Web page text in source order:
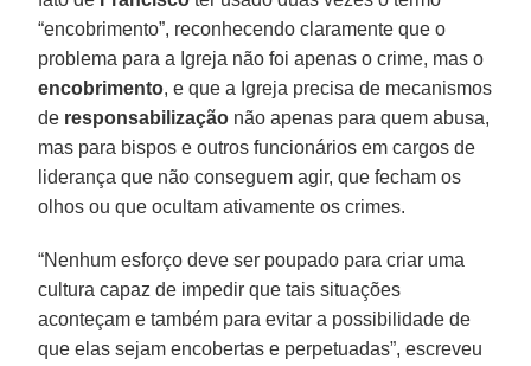
“encobrimento”, reconhecendo claramente que o
problema para a Igreja não foi apenas o crime, mas o
encobrimento, e que a Igreja precisa de mecanismos
de responsabilização não apenas para quem abusa,
mas para bispos e outros funcionários em cargos de
liderança que não conseguem agir, que fecham os
olhos ou que ocultam ativamente os crimes.
“Nenhum esforço deve ser poupado para criar uma
cultura capaz de impedir que tais situações
aconteçam e também para evitar a possibilidade de
que elas sejam encobertas e perpetuadas”, escreveu